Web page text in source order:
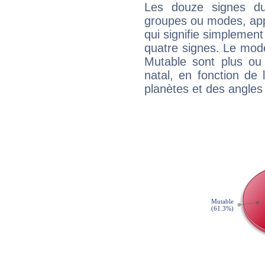
Les douze signes
groupes ou modes,
qui signifie
quatre signes. Le
Mutable sont plus
natal, en fonction de
planètes et des